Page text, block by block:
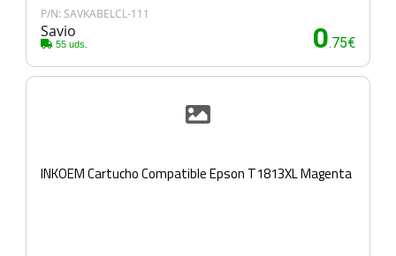
P/N: SAVKABELCL-111
Savio
55 uds. 0.75€
INKOEM Cartucho Compatible Epson T1813XL Magenta